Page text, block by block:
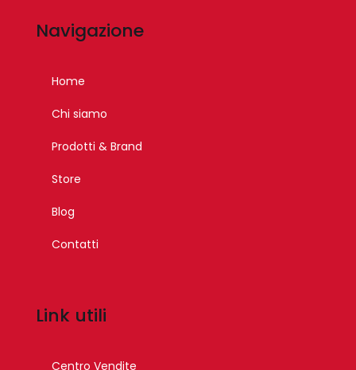
Navigazione
Home
Chi siamo
Prodotti & Brand
Store
Blog
Contatti
Link utili
Centro Vendite